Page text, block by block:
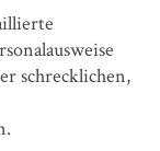
schrecklichen,